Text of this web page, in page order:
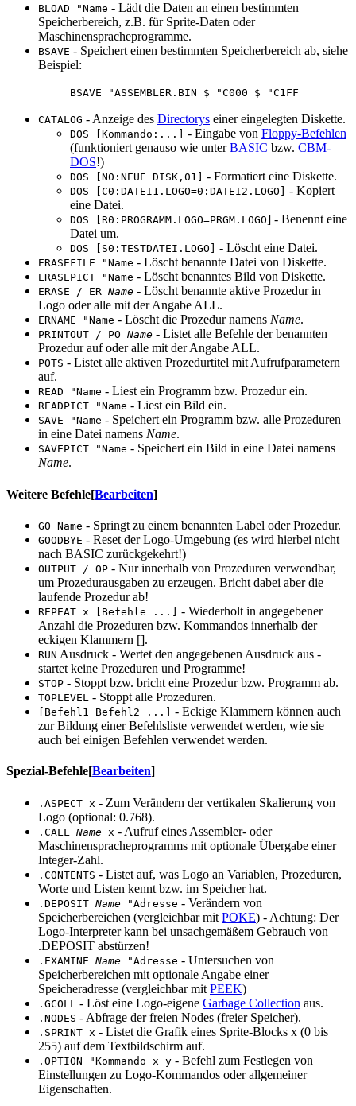
BLOAD "Name - Lädt die Daten an einen bestimmten
Speicherbereich, z.B. für Sprite-Daten oder
Maschinenspracheprogramme.
BSAVE - Speichert einen bestimmten Speicherbereich ab, siehe
Beispiel:
BSAVE "ASSEMBLER.BIN $ "C000 $ "C1FF
CATALOG - Anzeige des Directorys einer eingelegten Diskette.
DOS [Kommando:...] - Eingabe von Floppy-Befehlen
(funktioniert genauso wie unterBASIC bzw. CBM-
DOS!)
DOS [N0:NEUE DISK,01] - Formatiert eine Diskette.
DOS [C0:DATEI1.LOGO=0:DATEI2.LOGO]
- Kopiert
eine Datei.
DOS [R0:PROGRAMM.LOGO=PRGM.LOGO] - Benennt eine
Datei um.
DOS [S0:TESTDATEI.LOGO] - Löscht eine Datei.
ERASEFILE "Name - Löscht benannte Datei von Diskette.
ERASEPICT "Name - Löscht benanntes Bild von Diskette.
ERASE / ER Name - Löscht benannte aktive Prozedur in
Logo oder alle mit der Angabe ALL.
ERNAME "Name - Löscht die Prozedur namens Name.
PRINTOUT / PO Name - Listet alle Befehle der benannten
Prozedur auf oder alle mit der Angabe ALL.
POTS - Listet alle aktiven Prozedurtitel mit Aufrufparametern
auf.
READ "Name - Liest ein Programm bzw. Prozedur ein.
READPICT "Name - Liest ein Bild ein.
SAVE "Name - Speichert ein Programm bzw. alle Prozeduren
in eine Datei namens Name.
SAVEPICT "Name - Speichert ein Bild in eine Datei namens
Name.
Weitere Befehle[Bearbeiten]
GO Name - Springt zu einem benannten Label oder Prozedur.
GOODBYE - Reset der Logo-Umgebung (es wird hierbei nicht
nach BASIC zurückgekehrt!)
OUTPUT / OP - Nur innerhalb von Prozeduren verwendbar,
um Prozedurausgaben zu erzeugen. Bricht dabei aber die
laufende Prozedur ab!
REPEAT x [Befehle ...]
- Wiederholt in angegebener
Anzahl die Prozeduren bzw. Kommandos innerhalb der
eckigen Klammern [].
RUN Ausdruck - Wertet den angegebenen Ausdruck aus -
startet keine Prozeduren und Programme!
STOP - Stoppt bzw. bricht eine Prozedur bzw. Programm ab.
TOPLEVEL - Stoppt alle Prozeduren.
[Befehl1 Befehl2 ...]
- Eckige Klammern können auch
zur Bildung einer Befehlsliste verwendet werden, wie sie
auch bei einigen Befehlen verwendet werden.
Spezial-Befehle[Bearbeiten]
.ASPECT x - Zum Verändern der vertikalen Skalierung von
Logo (optional: 0.768).
.CALL Name x - Aufruf eines Assembler- oder
Maschinenspracheprogramms mit optionale Übergabe einer
Integer-Zahl.
.CONTENTS - Listet auf, was Logo an Variablen, Prozeduren,
Worte und Listen kennt bzw. im Speicher hat.
.DEPOSIT Name "Adresse - Verändern von
Speicherbereichen (vergleichbar mit POKE) - Achtung: Der
Logo-Interpreter kann bei unsachgemäßem Gebrauch von
.DEPOSIT abstürzen!
.EXAMINE Name "Adresse - Untersuchen von
Speicherbereichen mit optionale Angabe einer
Speicheradresse (vergleichbar mit PEEK)
.GCOLL - Löst eine Logo-eigene Garbage Collection aus.
.NODES - Abfrage der freien Nodes (freier Speicher).
.SPRINT x - Listet die Grafik eines Sprite-Blocks x (0 bis
255) auf dem Textbildschirm auf.
.OPTION "Kommando x y - Befehl zum Festlegen von
Einstellungen zu Logo-Kommandos oder allgemeiner
Eigenschaften.